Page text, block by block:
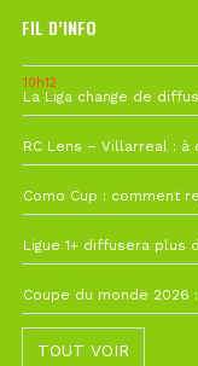
FIL D’INFO
10h12
TOUT VOIR